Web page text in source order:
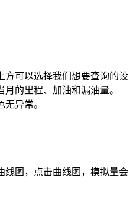
方可以选择我们想要查询的设
的里程、加油和漏油量。
异常。
线图，点击曲线图，模拟量会